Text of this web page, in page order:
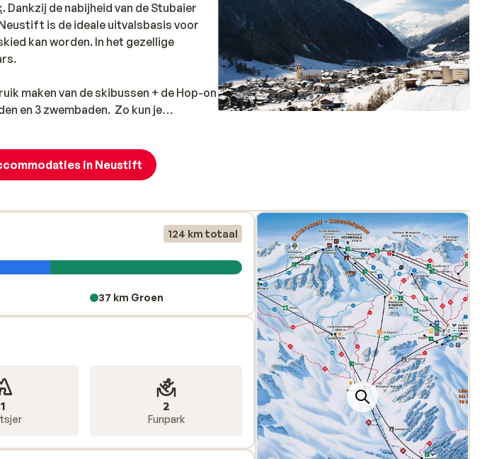
. Dankzij de nabijheid van de Stubaier
is de ideale uitvalsbasis voor
kan worden. In het gezellige
maken van de skibussen + de Hop-on
en 3 zwembaden. Zo kun je
de stad en ’s avonds rodelen!
in Neustift
124 km totaal
37 km Groen
1 2
Funpark